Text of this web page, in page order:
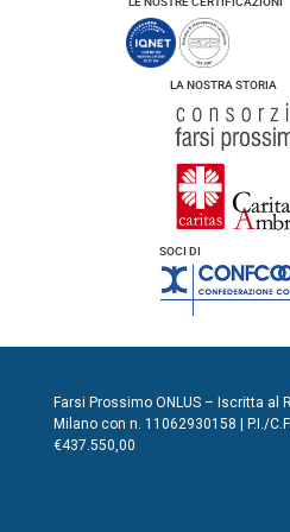
LA NOSTRA STORIA
SOCI DI
Farsi Prossimo ONLUS – Iscritta al
Milano con n. 11062930158 | P.I./
€437.550,00